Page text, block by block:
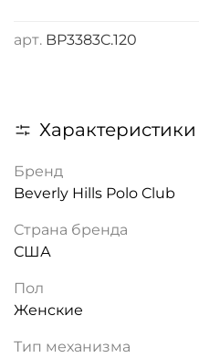
арт. BP3383C.120
Характеристики
Бренд
Beverly Hills Polo Club
Страна бренда
США
Пол
Женские
Тип механизма